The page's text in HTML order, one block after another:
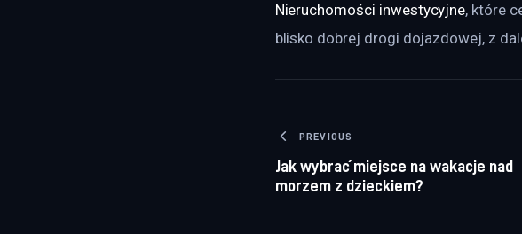
Nieruchomości inwestycyjne, które
blisko dobrej drogi dojazdowej, z
Nawigacja wpisu
PREVIOUS
Jak wybrać miejsce na wakacje nad
morzem z dzieckiem?